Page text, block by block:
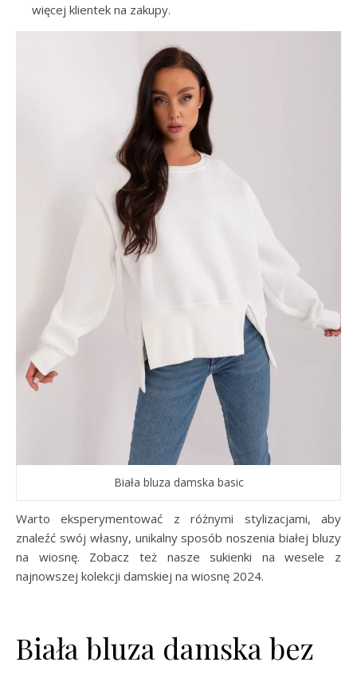
więcej klientek na zakupy.
Biała bluza damska basic
Warto eksperymentować z różnymi stylizacjami, aby
znaleźć swój własny, unikalny sposób noszenia białej bluzy
na wiosnę. Zobacz też nasze sukienki na wesele z
najnowszej kolekcji damskiej na wiosnę 2024.
Biała bluza damska bez